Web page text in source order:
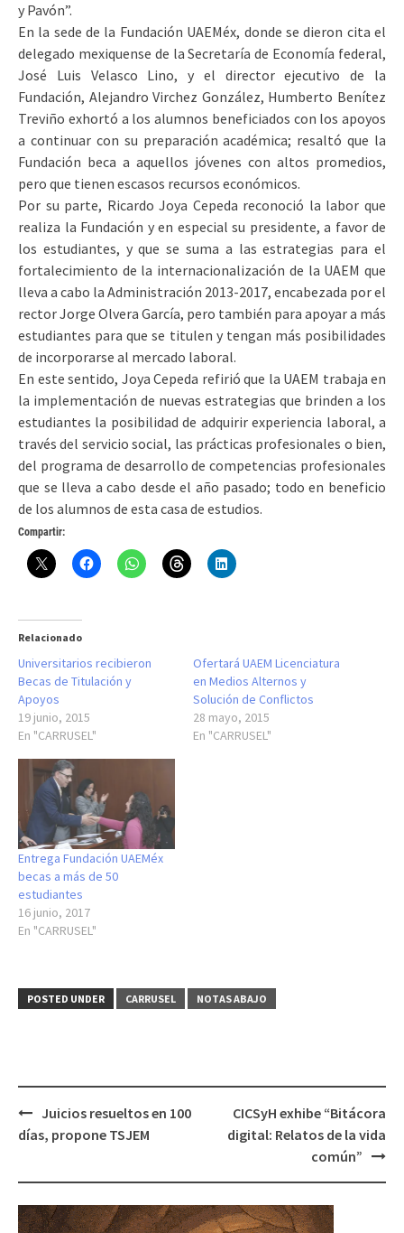
y Pavón”.
En la sede de la Fundación UAEMéx, donde se dieron cita el
delegado mexiquense de la Secretaría de Economía federal,
José Luis Velasco Lino, y el director ejecutivo de la
Fundación, Alejandro Virchez González, Humberto Benítez
Treviño exhortó a los alumnos beneficiados con los apoyos
a continuar con su preparación académica; resaltó que la
Fundación beca a aquellos jóvenes con altos promedios,
pero que tienen escasos recursos económicos.
Por su parte, Ricardo Joya Cepeda reconoció la labor que
realiza la Fundación y en especial su presidente, a favor de
los estudiantes, y que se suma a las estrategias para el
fortalecimiento de la internacionalización de la UAEM que
lleva a cabo la Administración 2013-2017, encabezada por el
rector Jorge Olvera García, pero también para apoyar a más
estudiantes para que se titulen y tengan más posibilidades
de incorporarse al mercado laboral.
En este sentido, Joya Cepeda refirió que la UAEM trabaja en
la implementación de nuevas estrategias que brinden a los
estudiantes la posibilidad de adquirir experiencia laboral, a
través del servicio social, las prácticas profesionales o bien,
del programa de desarrollo de competencias profesionales
que se lleva a cabo desde el año pasado; todo en beneficio
de los alumnos de esta casa de estudios.
Compartir:
Relacionado
Universitarios recibieron
Becas de Titulación y
Apoyos
19 junio, 2015
En "CARRUSEL"
Ofertará UAEM Licenciatura
en Medios Alternos y
Solución de Conflictos
28 mayo, 2015
En "CARRUSEL"
Entrega Fundación UAEMéx
becas a más de 50
estudiantes
16 junio, 2017
En "CARRUSEL"
POSTED UNDER CARRUSEL NOTAS ABAJO
Post
navigation
Juicios resueltos en 100
días, propone TSJEM
CICSyH exhibe “Bitácora
digital: Relatos de la vida
común”